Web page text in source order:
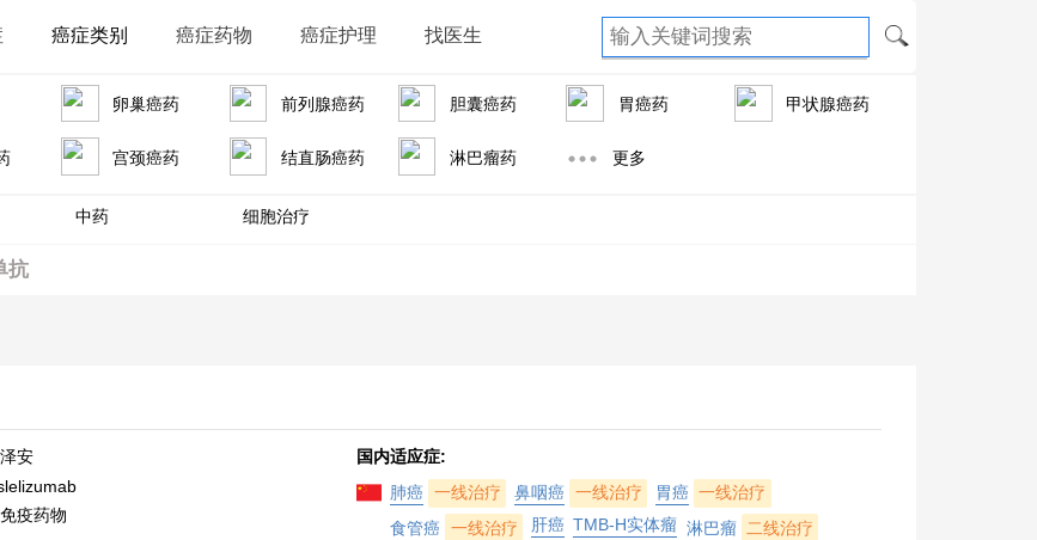
癌症类别 癌症药物 癌症护理 找医生
卵巢癌药 前列腺癌药 胆囊癌药 胃癌药 甲状腺癌药
宫颈癌药 结直肠癌药 淋巴瘤药 更多
中药 细胞治疗
抗
安
免疫药物
国内适应症:
肺癌
一线治疗 鼻咽癌 一线治疗 胃癌 一线治疗
食管癌
一线治疗 肝癌 TMB-H实体瘤 淋巴瘤
二线治疗